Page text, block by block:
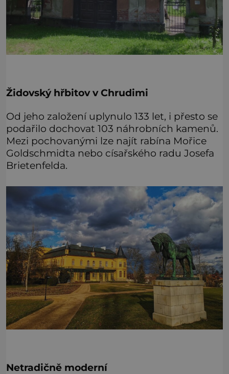
Židovský hřbitov v Chrudimi
Od jeho založení uplynulo 133 let, i přesto se
podařilo dochovat 103 náhrobních kamenů.
Mezi pochovanými lze najít rabína Mořice
Goldschmidta nebo císařského radu Josefa
Brietenfelda.
Netradičně moderní